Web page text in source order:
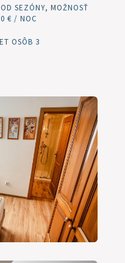
SEZÓNY, MOŽNOSŤ
€ / NOC
OSÔB 3